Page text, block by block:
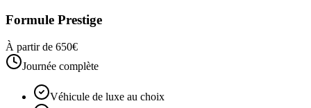
Formule Prestige
À partir de 650€
Journée complète
Véhicule de luxe au choix